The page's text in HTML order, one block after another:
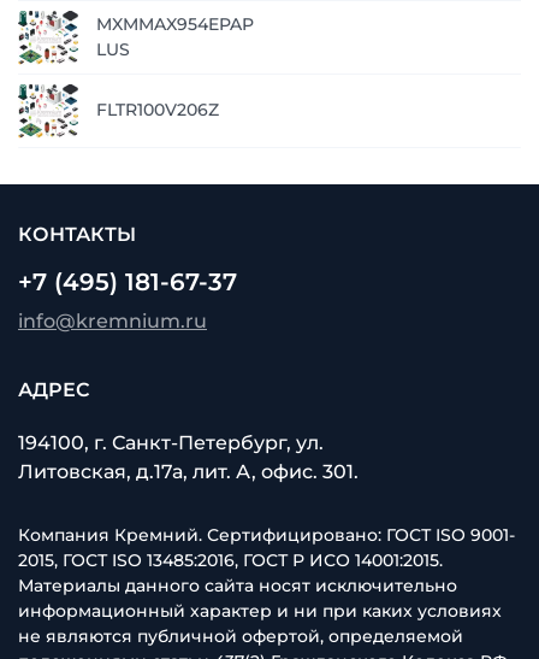
MXMMAX954EPAP
LUS
FLTR100V206Z
КОНТАКТЫ
+7 (495) 181-67-37
info@kremnium.ru
АДРЕС
194100, г. Санкт-Петербург, ул.
Литовская, д.17а, лит. А, офис. 301.
Компания Кремний. Сертифицировано: ГОСТ ISO 9001-
2015, ГОСТ ISO 13485:2016, ГОСТ Р ИСО 14001:2015.
Материалы данного сайта носят исключительно
информационный характер и ни при каких условиях
не являются публичной офертой, определяемой